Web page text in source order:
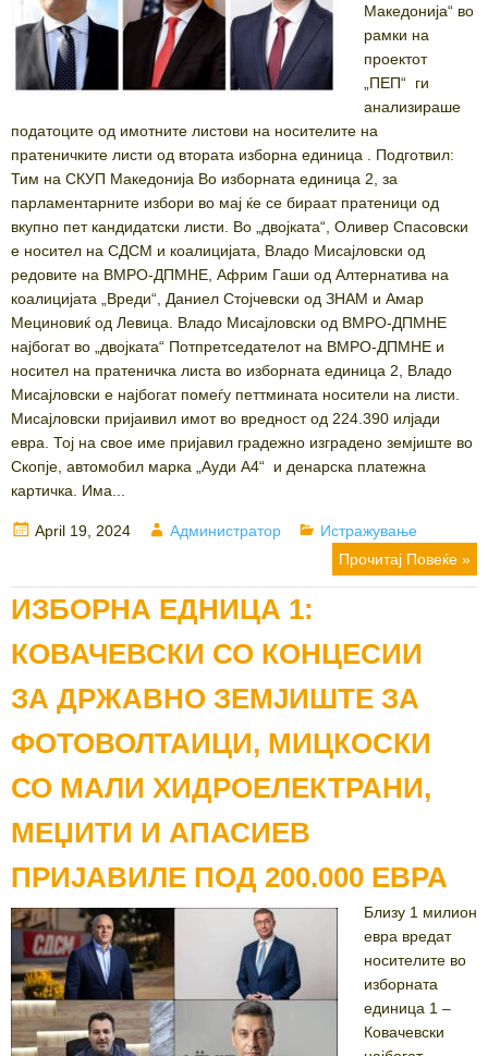
Македонија“ во
рамки на
проектот
„ПЕП“ ги
анализираше
податоците од имотните листови на носителите на
пратеничките листи од втората изборна единица . Подготвил:
Тим на СКУП Македонија Во изборната единица 2, за
парламентарните избори во мај ќе се бираат пратеници од
вкупно пет кандидатски листи. Во „двојката“, Оливер Спасовски
е носител на СДСМ и коалицијата, Владо Мисајловски од
редовите на ВМРО-ДПМНЕ, Африм Гаши од Алтернатива на
коалицијата „Вреди“, Даниел Стојчевски од ЗНАМ и Амар
Мециновиќ од Левица. Владо Мисајловски од ВМРО-ДПМНЕ
најбогат во „двојката“ Потпретседателот на ВМРО-ДПМНЕ и
носител на пратеничка листа во изборната единица 2, Владо
Мисајловски е најбогат помеѓу петтмината носители на листи.
Мисајловски пријаивил имот во вредност од 224.390 илјади
евра. Тој на свое име пријавил градежно изградено земјиште во
Скопје, автомобил марка „Ауди А4“ и денарска платежна
картичка. Има...
Posted
April 19, 2024 Author
Администратор Categories
Истражување
Прочитај Повеќе »
ИЗБОРНА ЕДНИЦА 1:
КОВАЧЕВСКИ СО КОНЦЕСИИ
ЗА ДРЖАВНО ЗЕМЈИШТЕ ЗА
ФОТОВОЛТАИЦИ, МИЦКОСКИ
СО МАЛИ ХИДРОЕЛЕКТРАНИ,
МЕЏИТИ И АПАСИЕВ
ПРИЈАВИЛЕ ПОД 200.000 ЕВРА
Близу 1 милион
евра вредат
носителите во
изборната
единица 1 –
Ковачевски